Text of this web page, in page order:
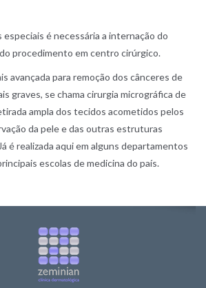
especiais é necessária a internação do
procedimento em centro cirúrgico.
avançada para remoção dos cânceres de
graves, se chama cirurgia micrográfica de
ampla dos tecidos acometidos pelos
da pele e das outras estruturas
é realizada aqui em alguns departamentos
escolas de medicina do país.